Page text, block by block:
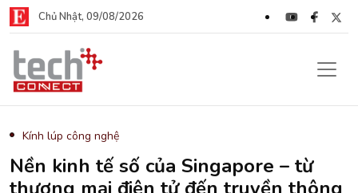
Chủ Nhật, 09/08/2026
Kính lúp công nghệ
Nền kinh tế số của Singapore – từ